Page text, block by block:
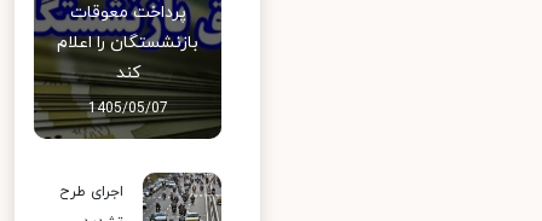
پرداخت معوقات
بازنشستگان را اعلام
کند
1405/05/07
اجرای طرح